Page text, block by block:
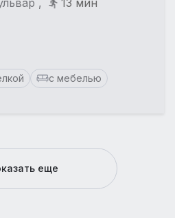
с мебелью
еще